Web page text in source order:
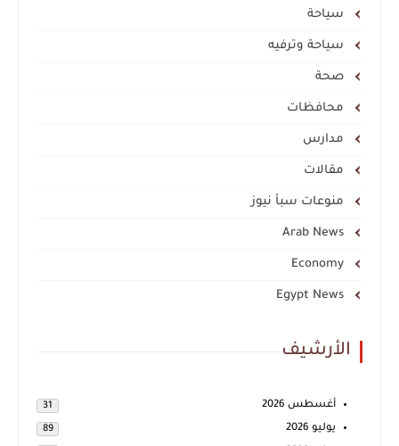
سياحة
سياحة وترفيه
صحة
محافظات
مدارس
مقالات
منوعات سبأ نيوز
Arab News
Economy
Egypt News
الأرشيف
أغسطس 2026 31
يوليو 2026 89